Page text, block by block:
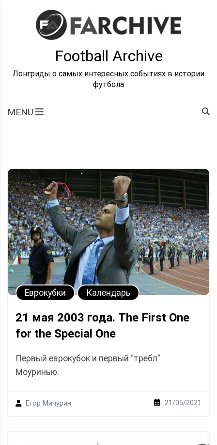
Football Archive
Лонгриды о самых интересных событиях в истории
футбола
MENU
Еврокубки Календарь
21 мая 2003 года. The First One
for the Special One
Первый еврокубок и первый “требл”
Моуринью.
Егор Мичурин 21/05/2021